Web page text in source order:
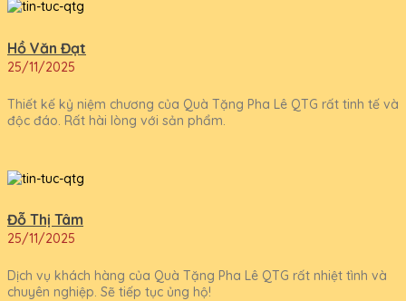
Hồ Văn Đạt
25/11/2025
Thiết kế kỷ niệm chương của Quà Tặng Pha Lê QTG rất tinh tế và
độc đáo. Rất hài lòng với sản phẩm.
Đỗ Thị Tâm
25/11/2025
Dịch vụ khách hàng của Quà Tặng Pha Lê QTG rất nhiệt tình và
chuyên nghiệp. Sẽ tiếp tục ủng hộ!